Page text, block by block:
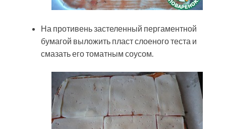
На противень застеленный пергаментной
бумагой выложить пласт слоеного теста и
смазать его томатным соусом.